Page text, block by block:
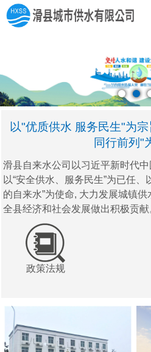
以"优质供水 服务民生"为
同行前列"
滑县自来水公司以习近平新时代
以“安全供水、服务民生”为已任
的自来水”为使命, 大力发展城镇
全县经济和社会发展做出积极贡献
政策法规